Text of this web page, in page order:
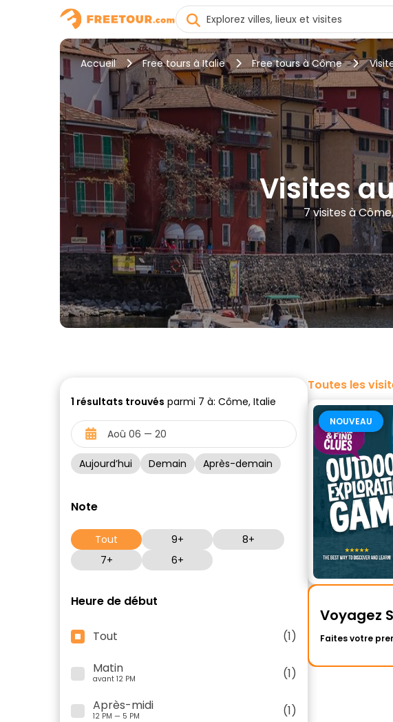
Accueil Free tours à Italie Free tours à Côme
Visites
7 visites à
1 résultats trouvés parmi 7 à: Côme, Italie
Aujourd’hui Demain Après-demain
Note
Tout 9+
8+
7+
6+
Heure de début
Tout
(1)
Matin
avant 12 PM
(1)
Après-midi
12 PM — 5 PM
(1)
Toutes les
NOUVEAU
Voyagez
Faites votre